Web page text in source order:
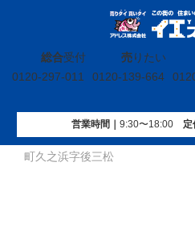
総合受付
0120-297-011
売りたい
0120-139-664
営業時間｜ 9:30〜18:00定
イエステーション»売買実績»
町久之浜字後三松